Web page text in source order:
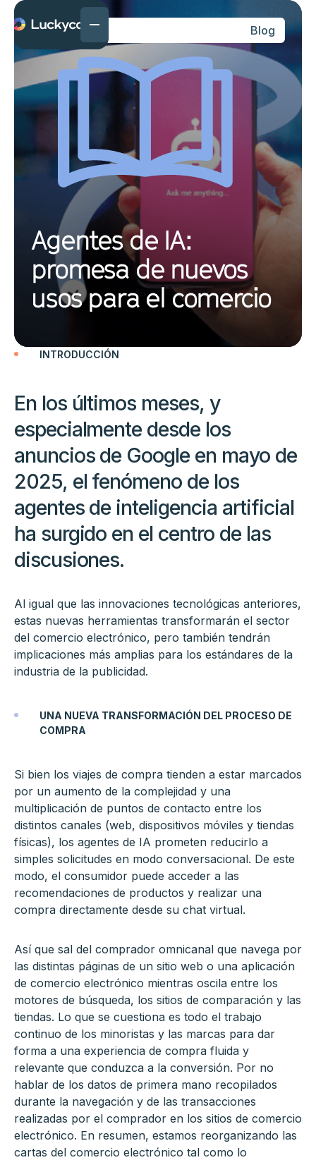
Blog
Agentes de IA:
promesa de nuevos
usos para el comercio
INTRODUCCIÓN
En los últimos meses, y
especialmente desde los
anuncios de Google en mayo de
2025, el fenómeno de los
agentes de inteligencia artificial
ha surgido en el centro de las
discusiones.
Al igual que las innovaciones tecnológicas anteriores,
estas nuevas herramientas transformarán el sector
del comercio electrónico, pero también tendrán
implicaciones más amplias para los estándares de la
industria de la publicidad.
UNA NUEVA TRANSFORMACIÓN DEL PROCESO DE
COMPRA
Si bien los viajes de compra tienden a estar marcados
por un aumento de la complejidad y una
multiplicación de puntos de contacto entre los
distintos canales (web, dispositivos móviles y tiendas
físicas), los agentes de IA prometen reducirlo a
simples solicitudes en modo conversacional. De este
modo, el consumidor puede acceder a las
recomendaciones de productos y realizar una
compra directamente desde su chat virtual.
Así que sal del comprador omnicanal que navega por
las distintas páginas de un sitio web o una aplicación
de comercio electrónico mientras oscila entre los
motores de búsqueda, los sitios de comparación y las
tiendas. Lo que se cuestiona es todo el trabajo
continuo de los minoristas y las marcas para dar
forma a una experiencia de compra fluida y
relevante que conduzca a la conversión. Por no
hablar de los datos de primera mano recopilados
durante la navegación y de las transacciones
realizadas por el comprador en los sitios de comercio
electrónico. En resumen, estamos reorganizando las
cartas del comercio electrónico tal como lo